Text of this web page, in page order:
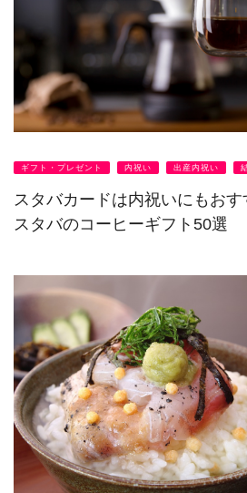
ギフト・プレゼント 内祝い 出産内祝い
スタバカードは内祝いにもお
スタバのコーヒーギフト50選